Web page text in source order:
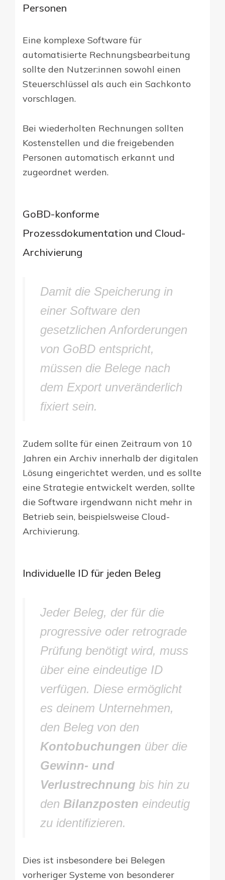
Personen
Eine komplexe Software für
automatisierte Rechnungsbearbeitung
sollte den Nutzer:innen sowohl einen
Steuerschlüssel als auch ein Sachkonto
vorschlagen.
Bei wiederholten Rechnungen sollten
Kostenstellen und die freigebenden
Personen automatisch erkannt und
zugeordnet werden.
GoBD-konforme
Prozessdokumentation und Cloud-
Archivierung
Damit die Speicherung in
einer Software den
gesetzlichen Anforderungen
von GoBD entspricht,
müssen die Belege nach
dem Export unveränderlich
fixiert sein.
Zudem sollte für einen Zeitraum von 10
Jahren ein Archiv innerhalb der digitalen
Lösung eingerichtet werden, und es sollte
eine Strategie entwickelt werden, sollte
die Software irgendwann nicht mehr in
Betrieb sein, beispielsweise Cloud-
Archivierung.
Individuelle ID für jeden Beleg
Jeder Beleg, der für die
progressive oder retrograde
Prüfung benötigt wird, muss
über eine eindeutige ID
verfügen. Diese ermöglicht
es deinem Unternehmen,
den Beleg von den
Kontobuchungen über die
Gewinn- und
Verlustrechnung bis hin zu
den Bilanzposten eindeutig
zu identifizieren.
Dies ist insbesondere bei Belegen
vorheriger Systeme von besonderer